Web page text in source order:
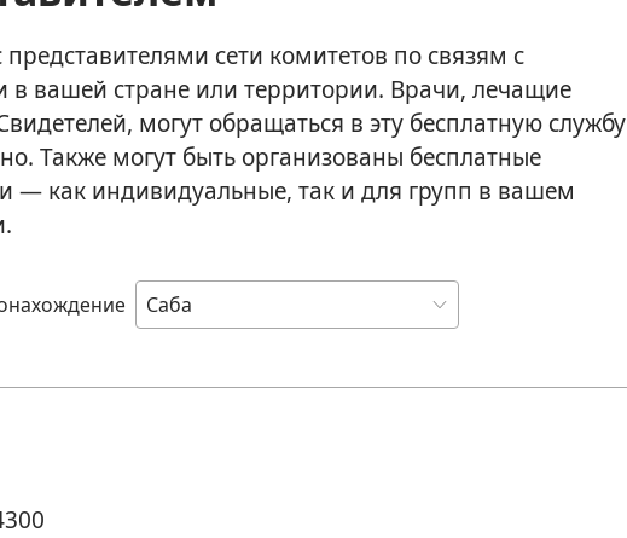
представителями сети комитетов по связям с
в вашей стране или территории. Врачи, лечащие
могут обращаться в эту бесплатную службу
Также могут быть организованы бесплатные
— как индивидуальные, так и для групп в вашем